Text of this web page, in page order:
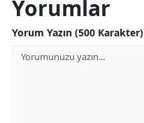
Yorumlar
Yorum Yazın (500 Karakter)